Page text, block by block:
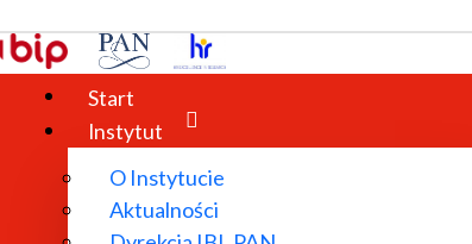
Start
Instytut
O Instytucie
Aktualności